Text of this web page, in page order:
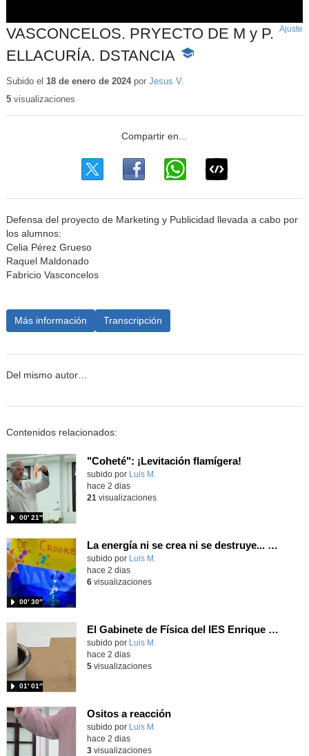
VASCONCELOS. PRYECTO DE M y P.
ELLACURÍA. DSTANCIA -
educativo
Ajuste
Subido el 18 de enero de 2024por Jesus V.
5visualizaciones
Defensa del proyecto de Marketing y Publicidad llevada a cabo por
los alumnos:
Celia Pérez Grueso
Raquel Maldonado
Fabricio Vasconcelos
Más información Transcripción
Del mismo autor…
Contenidos relacionados:
"Coheté": ¡Levitación flamígera!
Contenido educativo.
subido por Luis M.
00′ 21″
hace 2 dias
21 visualizaciones
La energía ni se crea ni se destruye... ¡se experimenta! El Tierno en la Feria Madrid es Ciencia 2026
Contenido educativo.
subido por Luis M.
00′ 30″
hace 2 dias
6visualizaciones
El Gabinete de Física del IES Enrique Tierno Galván de Parla (Curso 25-26)
Contenido educativo.
subido por Luis M.
01′ 01″
hace 2 dias
5visualizaciones
Ositos a reacción
Contenido educativo.
subido por Luis M.
hace 2 dias
3visualizaciones